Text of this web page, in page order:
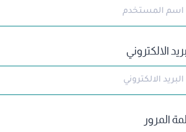
الالكتروني
المرور